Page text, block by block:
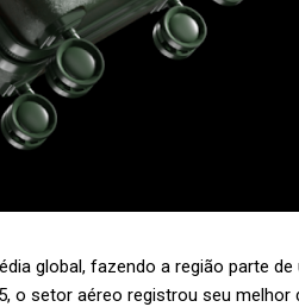
global, fazendo a região parte
o setor aéreo registrou seu melhor